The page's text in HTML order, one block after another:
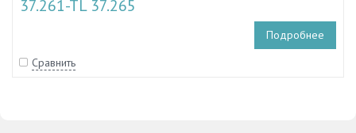
37.261-TL 37.265
Подробнее
Сравнить